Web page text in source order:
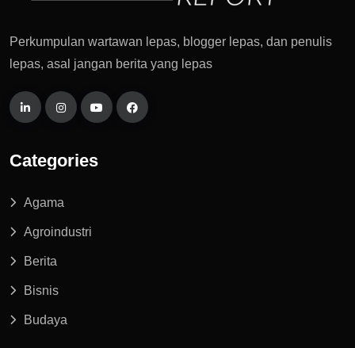
Perkumpulan wartawan lepas, blogger lepas, dan penulis
lepas, asal jangan berita yang lepas
Categories
Agama
Agroindustri
Berita
Bisnis
Budaya